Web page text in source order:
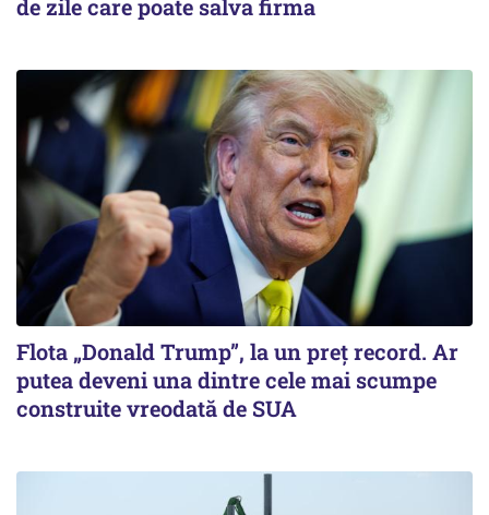
de zile care poate salva firma
Flota „Donald Trump”, la un preț record. Ar
putea deveni una dintre cele mai scumpe
construite vreodată de SUA